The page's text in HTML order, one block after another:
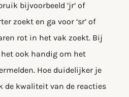
bijvoorbeeld ‘jr’ of
zoekt en ga voor ‘sr’ of
rot in het vak zoekt. Bij
ook handig om het
Hoe duidelijker je
de kwaliteit van de reacties